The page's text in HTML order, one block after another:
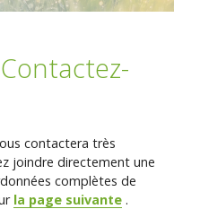
contactera très
joindre directement une
complètes de
la page suivante .